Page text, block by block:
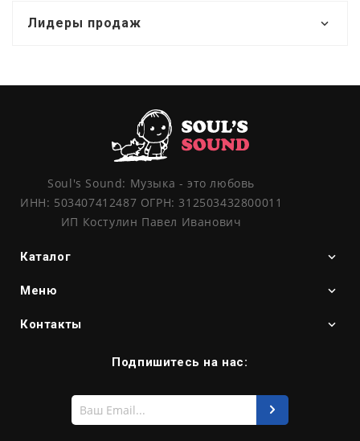
Лидеры продаж
Soul's Sound: Музыка - это любовь
ИНН: 503407412487 ОГРН: 312503432800011
ИП Костулин Павел Иванович
Каталог
Меню
Контакты
Подпишитесь на нас:
Введите
e-